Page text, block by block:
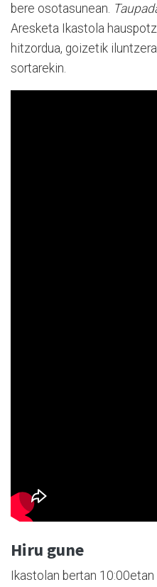
bere osotasunean.
Aresketa Ikastola
hitzordua, goizetik
sortarekin.
Hiru gune
Ikastolan bertan